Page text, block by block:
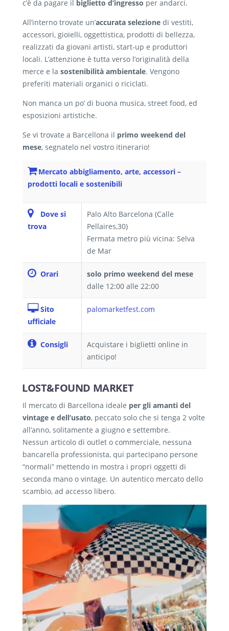
c’è da pagare il biglietto d’ingresso per andarci.
All’interno trovate un’accurata selezione di vestiti,
accessori, gioielli, oggettistica, prodotti di bellezza,
realizzati da giovani artisti, start-up e produttori
locali. L’attenzione è tutta verso l’originalità della
merce e la sostenibilità ambientale. Vengono
preferiti materiali organici o riciclati.
Non manca un po’ di buona musica, street food, ed
esposizioni artistiche.
Se vi trovate a Barcellona il primo weekend del
mese, segnatelo nel vostro itinerario!
Mercato abbigliamento, arte, accessori –
prodotti locali e sostenibili
Dove si
trova
Palo Alto Barcelona (Calle
Pellaires,30)
Fermata metro più vicina: Selva
de Mar
Orari
solo primo weekend del mese
dalle 12:00 alle 22:00
Sito
ufficiale
palomarketfest.com
Consigli
Acquistare i biglietti online in
anticipo!
LOST&FOUND MARKET
Il mercato di Barcellona ideale per gli amanti del
vintage e dell’usato, peccato solo che si tenga 2 volte
all’anno, solitamente a giugno e settembre.
Nessun articolo di outlet o commerciale, nessuna
bancarella professionista, qui partecipano persone
“normali” mettendo in mostra i propri oggetti di
seconda mano o vintage. Un autentico mercato dello
scambio, ad accesso libero.